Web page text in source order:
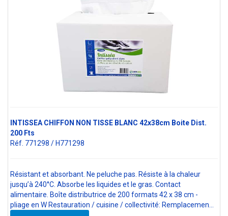
INTISSEA CHIFFON NON TISSE BLANC 42x38cm Boite Dist.
200 Fts
Réf. 771298 / H771298
Résistant et absorbant. Ne peluche pas. Résiste à la chaleur
jusqu’à 240°C. Absorbe les liquides et le gras. Contact
alimentaire. Boîte distributrice de 200 formats 42 x 38 cm -
pliage en W Restauration / cuisine / collectivité: Remplacemen…